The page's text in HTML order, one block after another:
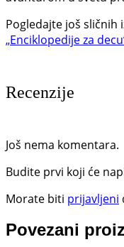
Pogledajte još sličnih
„Enciklopedije za
Recenzije
Još nema komentara.
Budite prvi koji će
Morate biti prijavljeni
Povezani